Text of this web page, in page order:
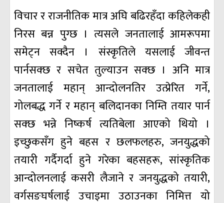
विचार र राजनीतिक मात्र अघि बढिरहँदा कहिलेकही
निरस बन्न पुग्छ । त्यसले जनतालाई आमरूपमा
समेट्न सक्दैन । संस्कृतिले यसलाई जीवन्त
पार्नसक्छ र सचेत तुल्याउन सक्छ । अनि मात्र
जनतालाई महान् आन्दोलनतिर उत्प्रेरित गर्ने,
गोलबद्ध गर्ने र महान् बलिदानका निम्ति तयार पार्न
सक्छ भन्ने निष्कर्ष त्यतिबेला आएको थियो ।
इच्छुकसँग हुने बहस र छलफलहरु, जनयुद्धको
तयारी गर्दैगर्दा हुने गरेका बहसहरू, सांस्कृतिक
आन्दोलनलाई कसरी लैजाने र जनयुद्धको तयारी,
वर्गसङघर्षलाई उचाइमा उठाउनका निमित्त यो